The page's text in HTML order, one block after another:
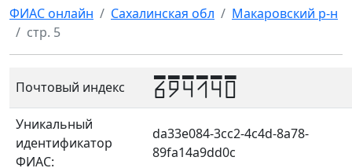
ФИАС онлайн Сахалинская обл
Макаровский р-н
стр. 5
Почтовый индекс 694140
Уникальный
идентификатор
ФИАС:
da33e084-3cc2-4c4d-8a78-
89fa14a9dd0c